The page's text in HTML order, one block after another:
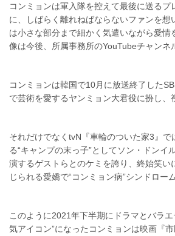
コンミョンは軍入隊を控えて最後に送るプ
に、しばらく離れねばならないファンを想
は小さな部分まで細かく気遣いながら愛情
像は今後、所属事務所のYouTubeチャンネ
コンミョンは韓国で10月に放送終了した
で芸術を愛するヤンミョン大君役に扮し、
それだけでなくtvN『車輪のついた家3』で
る“キャンプの末っ子”としてソン・ドンイ
演するゲストらとのケミを誇り、終始笑い
じられる愛嬌で“コンミョン病”シンドロー
このように2021年下半期にドラマとバラエ
気アイコン”になったコンミョンは映画『